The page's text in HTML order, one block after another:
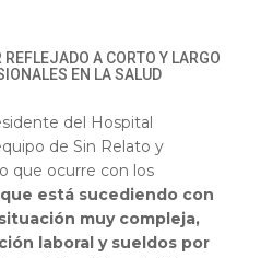
A CORTO Y LARGO
EN LA SALUD
del Hospital
de Sin Relato y
que ocurre con los
está sucediendo con
muy compleja,
laboral y sueldos por